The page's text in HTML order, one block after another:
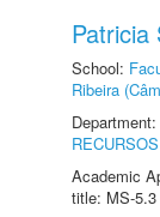
Patricia
School:
Ribeira
Department:
Academic
title: MS-5.3